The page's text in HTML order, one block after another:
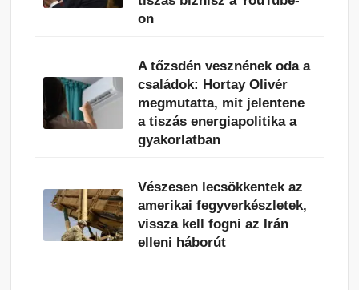
on
A tőzsdén vesznének oda a
családok: Hortay Olivér
megmutatta, mit jelentene
a tiszás energiapolitika a
gyakorlatban
Vészesen lecsökkentek az
amerikai fegyverkészletek,
vissza kell fogni az Irán
elleni háborút